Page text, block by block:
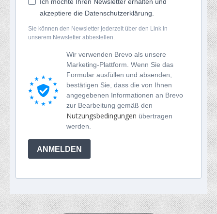
akzeptiere die Datenschutzerklärung.
Sie können den Newsletter jederzeit über den Link in
unserem Newsletter abbestellen.
Wir verwenden Brevo als unsere
Marketing-Plattform. Wenn Sie das
Formular ausfüllen und absenden,
bestätigen Sie, dass die von Ihnen
angegebenen Informationen an Brevo
zur Bearbeitung gemäß den
Nutzungsbedingungen übertragen
werden.
ANMELDEN